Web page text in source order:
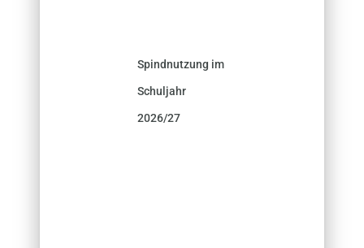
Spindnutzung im
Schuljahr
2026/27